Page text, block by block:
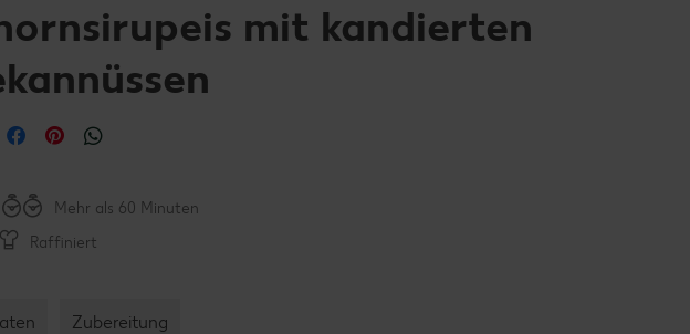
mit kandierten
per E-Mail teilen
per Facebook teilen
per Pinterest teilen
Mehr als 60 Minuten
Raffiniert
Zubereitung